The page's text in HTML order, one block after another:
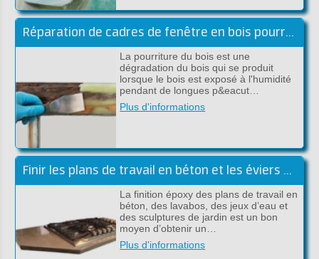
Réparation de cadres de fenêtre en bois pourri avec de l'époxy
La pourriture du bois est une
dégradation du bois qui se produit
lorsque le bois est exposé à l'humidité
pendant de longues p&eacut…
Plus d'informations
Finir les plans de travail en béton et les éviers avec de l'époxy
La finition époxy des plans de travail en
béton, des lavabos, des jeux d’eau et
des sculptures de jardin est un bon
moyen d’obtenir un…
Plus d'informations